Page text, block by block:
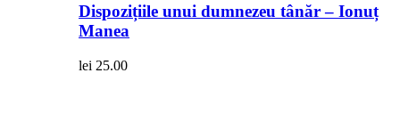
Dispozițiile unui dumnezeu tânăr – Ionuț
Manea
lei 25.00